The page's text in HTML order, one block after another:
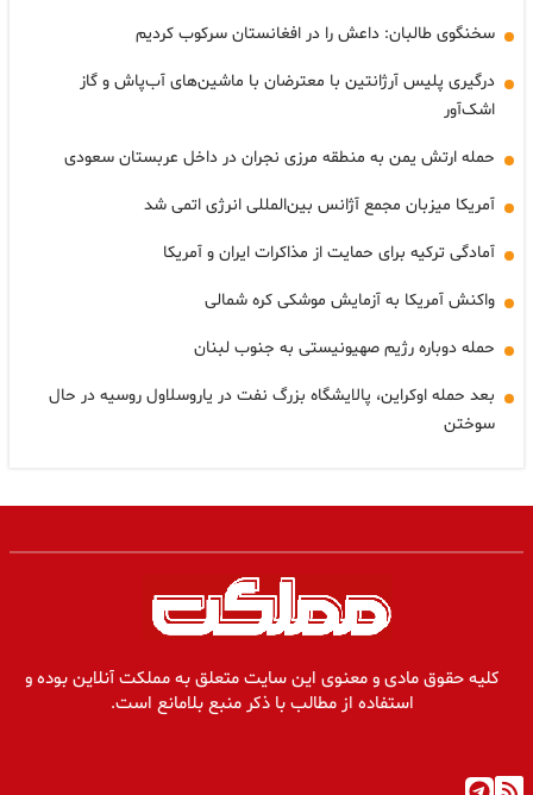
سخنگوی طالبان: داعش را در افغانستان سرکوب کردیم
درگیری پلیس آرژانتین با معترضان با ماشین‌های آب‌پاش و گاز
اشک‌آور
حمله ارتش یمن به منطقه مرزی نجران در داخل عربستان سعودی
آمریکا میزبان مجمع آژانس بین‌المللی انرژی اتمی شد
آمادگی ترکیه برای حمایت از مذاکرات ایران و آمریکا
واکنش آمریکا به آزمایش موشکی کره شمالی
حمله دوباره رژیم صهیونیستی به جنوب لبنان
بعد حمله اوکراین، پالایشگاه بزرگ نفت در یاروسلاول روسیه در حال
سوختن
کلیه حقوق مادی و معنوی این سایت متعلق به مملکت آنلاین بوده و
استفاده از مطالب با ذکر منبع بلامانع است.